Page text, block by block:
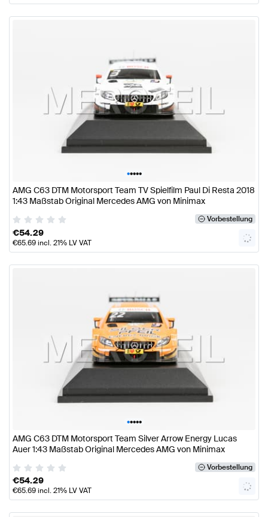
•••••
AMG C63 DTM Motorsport Team TV Spielfilm Paul Di Resta 2018
1:43 Maßstab Original Mercedes AMG von Minimax
Vorbestellung
€54.29
€65.69incl. 21% LV VAT
•••••
AMG C63 DTM Motorsport Team Silver Arrow Energy Lucas
Auer 1:43 Maßstab Original Mercedes AMG von Minimax
Vorbestellung
€54.29
€65.69incl. 21% LV VAT